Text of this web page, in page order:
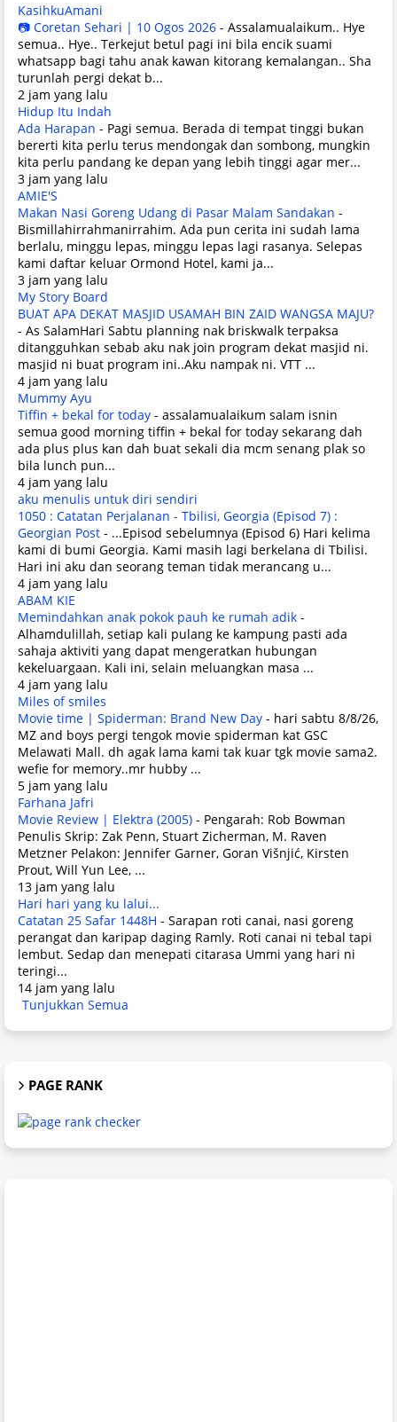
KasihkuAmani
📷 Coretan Sehari | 10 Ogos 2026 - Assalamualaikum.. Hye
semua.. Hye.. Terkejut betul pagi ini bila encik suami
whatsapp bagi tahu anak kawan kitorang kemalangan.. Sha
turunlah pergi dekat b...
2 jam yang lalu
Hidup Itu Indah
Ada Harapan - Pagi semua. Berada di tempat tinggi bukan
bererti kita perlu terus mendongak dan sombong, mungkin
kita perlu pandang ke depan yang lebih tinggi agar mer...
3 jam yang lalu
AMIE'S
Makan Nasi Goreng Udang di Pasar Malam Sandakan -
Bismillahirrahmanirrahim. Ada pun cerita ini sudah lama
berlalu, minggu lepas, minggu lepas lagi rasanya. Selepas
kami daftar keluar Ormond Hotel, kami ja...
3 jam yang lalu
My Story Board
BUAT APA DEKAT MASJID USAMAH BIN ZAID WANGSA MAJU?
- As SalamHari Sabtu planning nak briskwalk terpaksa
ditangguhkan sebab aku nak join program dekat masjid ni.
masjid ni buat program ini..Aku nampak ni. VTT ...
4 jam yang lalu
Mummy Ayu
Tiffin + bekal for today - assalamualaikum salam isnin
semua good morning tiffin + bekal for today sekarang dah
ada plus plus kan dah buat sekali dia mcm senang plak so
bila lunch pun...
4 jam yang lalu
aku menulis untuk diri sendiri
1050 : Catatan Perjalanan - Tbilisi, Georgia (Episod 7) :
Georgian Post - ...Episod sebelumnya (Episod 6) Hari kelima
kami di bumi Georgia. Kami masih lagi berkelana di Tbilisi.
Hari ini aku dan seorang teman tidak merancang u...
4 jam yang lalu
ABAM KIE
Memindahkan anak pokok pauh ke rumah adik -
Alhamdulillah, setiap kali pulang ke kampung pasti ada
sahaja aktiviti yang dapat mengeratkan hubungan
kekeluargaan. Kali ini, selain meluangkan masa ...
4 jam yang lalu
Miles of smiles
Movie time | Spiderman: Brand New Day - hari sabtu 8/8/26,
MZ and boys pergi tengok movie spiderman kat GSC
Melawati Mall. dh agak lama kami tak kuar tgk movie sama2.
wefie for memory..mr hubby ...
5 jam yang lalu
Farhana Jafri
Movie Review | Elektra (2005) - Pengarah: Rob Bowman
Penulis Skrip: Zak Penn, Stuart Zicherman, M. Raven
Metzner Pelakon: Jennifer Garner, Goran Višnjić, Kirsten
Prout, Will Yun Lee, ...
13 jam yang lalu
Hari hari yang ku lalui...
Catatan 25 Safar 1448H - Sarapan roti canai, nasi goreng
perangat dan karipap daging Ramly. Roti canai ni tebal tapi
lembut. Sedap dan menepati citarasa Ummi yang hari ni
teringi...
14 jam yang lalu
Tunjukkan Semua
PAGE RANK